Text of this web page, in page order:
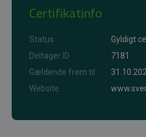
Certifikatinfo
Status
Gyldigt
Deltager ID
7181
Gældende frem til
Website